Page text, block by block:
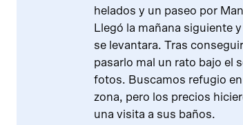
helados y un paseo por
Llegó la mañana siguiente
se levantara. Tras
pasarlo mal un rato bajo el
fotos. Buscamos refugio
zona, pero los precios
una visita a sus baños.